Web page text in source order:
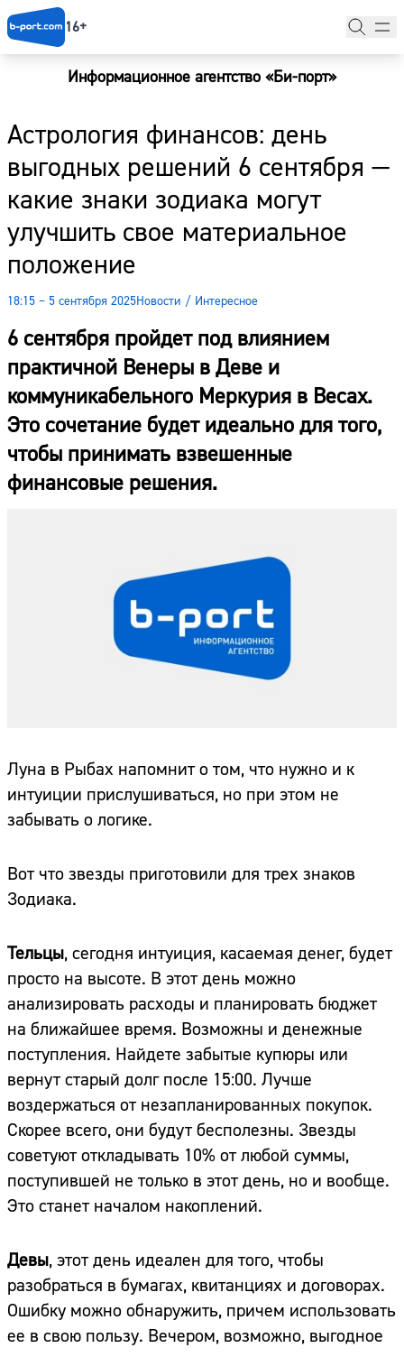
16+
Информационное агентство «Би-порт»
Астрология финансов: день
выгодных решений 6 сентября —
какие знаки зодиака могут
улучшить свое материальное
положение
18:15 – 5 сентября 2025Новости / Интересное
6 сентября пройдет под влиянием
практичной Венеры в Деве и
коммуникабельного Меркурия в Весах.
Это сочетание будет идеально для того,
чтобы принимать взвешенные
финансовые решения.
Луна в Рыбах напомнит о том, что нужно и к
интуиции прислушиваться, но при этом не
забывать о логике.
Вот что звезды приготовили для трех знаков
Зодиака.
Тельцы, сегодня интуиция, касаемая денег, будет
просто на высоте. В этот день можно
анализировать расходы и планировать бюджет
на ближайшее время. Возможны и денежные
поступления. Найдете забытые купюры или
вернут старый долг после 15:00. Лучше
воздержаться от незапланированных покупок.
Скорее всего, они будут бесполезны. Звезды
советуют откладывать 10% от любой суммы,
поступившей не только в этот день, но и вообще.
Это станет началом накоплений.
Девы, этот день идеален для того, чтобы
разобраться в бумагах, квитанциях и договорах.
Ошибку можно обнаружить, причем использовать
ее в свою пользу. Вечером, возможно, выгодное
Новости
Наши гости
Фоторепортажи
Погода
Курсы валют